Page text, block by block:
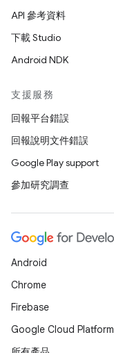
API 參考資料
下載 Studio
Android NDK
支援服務
回報平台錯誤
回報說明文件錯誤
Google Play support
參加研究調查
Android
Chrome
Firebase
Google Cloud Platform